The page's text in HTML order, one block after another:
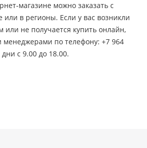
магазине можно заказать с
или в регионы. Если у вас возникли
или не получается купить онлайн,
по телефону: +7 964
с 9.00 до 18.00.